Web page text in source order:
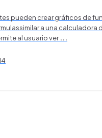
pueden crear gráficos de
a una calculadora
al usuario ver...